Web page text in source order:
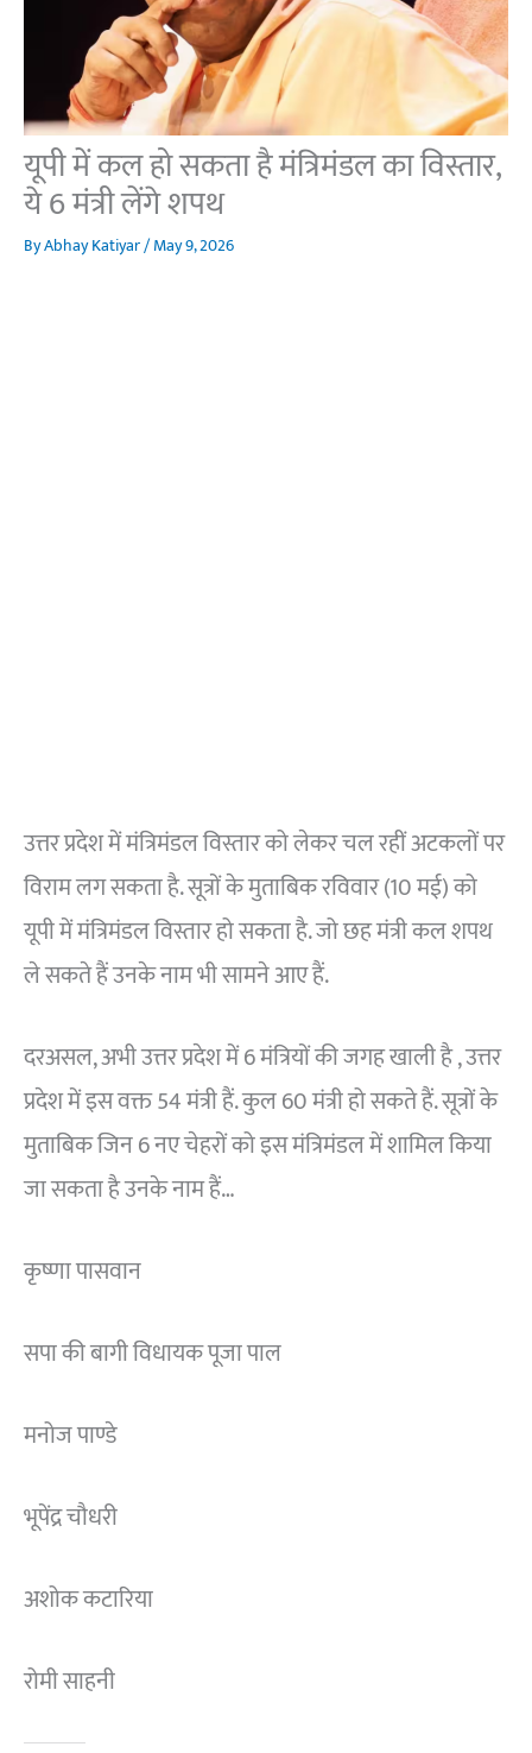
यूपी में कल हो सकता है मंत्रिमंडल का विस्तार,
ये 6 मंत्री लेंगे शपथ
ByAbhay Katiyar/May 9, 2026
उत्तर प्रदेश में मंत्रिमंडल विस्तार को लेकर चल रहीं अटकलों पर
विराम लग सकता है. सूत्रों के मुताबिक रविवार (10 मई) को
यूपी में मंत्रिमंडल विस्तार हो सकता है. जो छह मंत्री कल शपथ
ले सकते हैं उनके नाम भी सामने आए हैं.
दरअसल, अभी उत्तर प्रदेश में 6 मंत्रियों की जगह खाली है , उत्तर
प्रदेश में इस वक्त 54 मंत्री हैं. कुल 60 मंत्री हो सकते हैं. सूत्रों के
मुताबिक जिन 6 नए चेहरों को इस मंत्रिमंडल में शामिल किया
जा सकता है उनके नाम हैं…
कृष्णा पासवान
सपा की बागी विधायक पूजा पाल
मनोज पाण्डे
भूपेंद्र चौधरी
अशोक कटारिया
रोमी साहनी